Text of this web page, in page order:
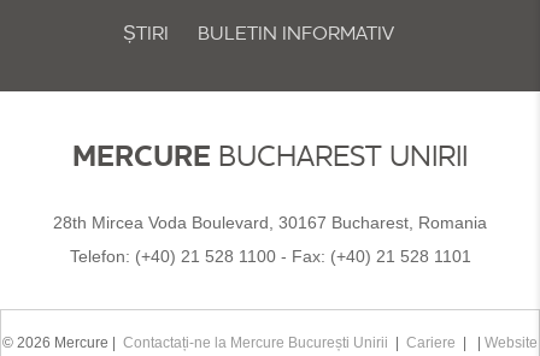
ȘTIRI BULETIN INFORMATIV
MERCURE BUCHAREST UNIRII
28th Mircea Voda Boulevard, 30167 Bucharest, Romania
Telefon: (+40) 21 528 1100- Fax: (+40) 21 528 1101
© 2026 Mercure | Contactați-ne la Mercure București Unirii Cariere Website